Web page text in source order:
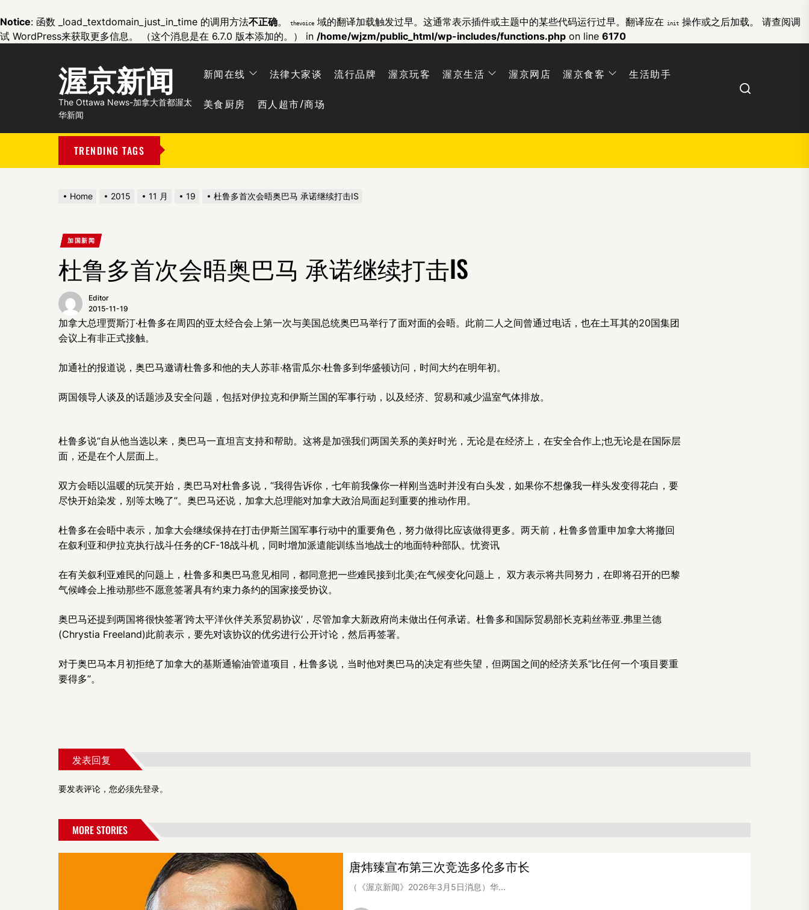
Notice: 函数 _load_textdomain_just_in_time 的调用方法不正确。 thevoice 域的翻译加载触发过早。这通常表示插件或主题中的某些代码运行过早。翻译应在 init 操作或之后加载。 请查阅调
试 WordPress来获取更多信息。 （这个消息是在 6.7.0 版本添加的。） in /home/wjzm/public_html/wp-includes/functions.php on line 6170
渥京新闻
The Ottawa News-加拿大首都渥太
华新闻
新闻在线 法律大家谈 流行品牌 渥京玩客 渥京生活 渥京网店 渥京食客 生活助手
美食厨房 西人超市/商场
Search
TRENDING TAGS
Home 2015 11 月 19 杜鲁多首次会晤奥巴马 承诺继续打击IS
加国新闻
杜鲁多首次会晤奥巴马 承诺继续打击IS
Editor
2015-11-19
加拿大总理贾斯汀·杜鲁多在周四的亚太经合会上第一次与美国总统奥巴马举行了面对面的会晤。此前二人之间曾通过电话，也在土耳其的20国集团
会议上有非正式接触。
加通社的报道说，奥巴马邀请杜鲁多和他的夫人苏菲·格雷瓜尔·杜鲁多到华盛顿访问，时间大约在明年初。
两国领导人谈及的话题涉及安全问题，包括对伊拉克和伊斯兰国的军事行动，以及经济、贸易和减少温室气体排放。
杜鲁多说“自从他当选以来，奥巴马一直坦言支持和帮助。这将是加强我们两国关系的美好时光，无论是在经济上，在安全合作上;也无论是在国际层
面，还是在个人层面上。
双方会晤以温暖的玩笑开始，奥巴马对杜鲁多说，“我得告诉你，七年前我像你一样刚当选时并没有白头发，如果你不想像我一样头发变得花白，要
尽快开始染发，别等太晚了”。奥巴马还说，加拿大总理能对加拿大政治局面起到重要的推动作用。
杜鲁多在会晤中表示，加拿大会继续保持在打击伊斯兰国军事行动中的重要角色，努力做得比应该做得更多。两天前，杜鲁多曾重申加拿大将撤回
在叙利亚和伊拉克执行战斗任务的CF-18战斗机，同时增加派遣能训练当地战士的地面特种部队。忧资讯
在有关叙利亚难民的问题上，杜鲁多和奥巴马意见相同，都同意把一些难民接到北美;在气候变化问题上， 双方表示将共同努力，在即将召开的巴黎
气候峰会上推动那些不愿意签署具有约束力条约的国家接受协议。
奥巴马还提到两国将很快签署‘跨太平洋伙伴关系贸易协议’，尽管加拿大新政府尚未做出任何承诺。杜鲁多和国际贸易部长克莉丝蒂亚.弗里兰德
(Chrystia Freeland)此前表示，要先对该协议的优劣进行公开讨论，然后再签署。
对于奥巴马本月初拒绝了加拿大的基斯通输油管道项目，杜鲁多说，当时他对奥巴马的决定有些失望，但两国之间的经济关系“比任何一个项目要重
要得多”。
发表回复
要发表评论，您必须先登录。
MORE STORIES
唐炜臻宣布第三次竞选多伦多市长
（《渥京新闻》2026年3月5日消息）华...